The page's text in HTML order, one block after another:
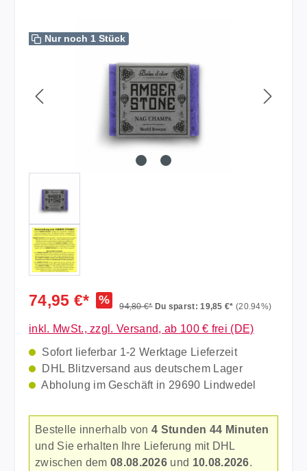
Nur noch 1 Stück
74,95 €* % 94,80 €* Du sparst: 19,85 €* (20.94%)
inkl. MwSt., zzgl. Versand, ab 100 € frei (DE)
Sofort lieferbar 1-2 Werktage Lieferzeit
DHL Blitzversand aus deutschem Lager
Abholung im Geschäft in 29690 Lindwedel
Bestelle innerhalb von 4 Stunden 44 Minuten
und Sie erhalten Ihre Lieferung mit DHL
zwischen dem 08.08.2026 und 10.08.2026.